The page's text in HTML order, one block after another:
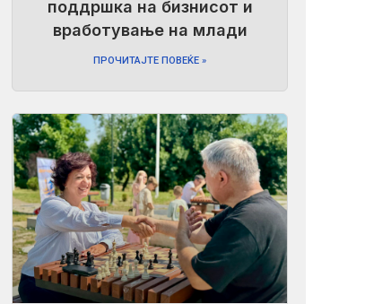
поддршка на бизнисот и
вработување на млади
ПРОЧИТАЈТЕ ПОВЕЌЕ »